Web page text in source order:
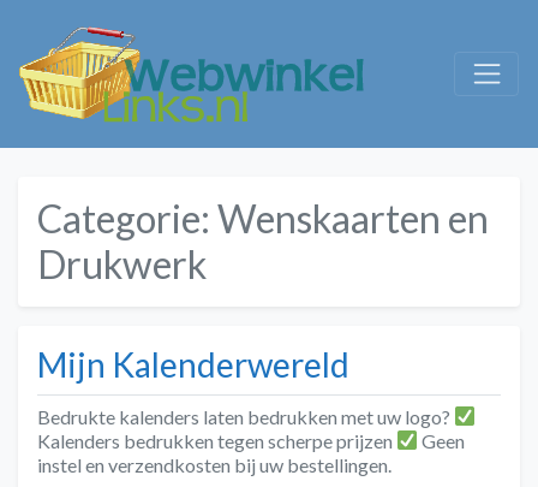
Categorie: Wenskaarten en
Drukwerk
Mijn Kalenderwereld
Bedrukte kalenders laten bedrukken met uw logo?
Kalenders bedrukken tegen scherpe prijzen
Geen
instel en verzendkosten bij uw bestellingen.